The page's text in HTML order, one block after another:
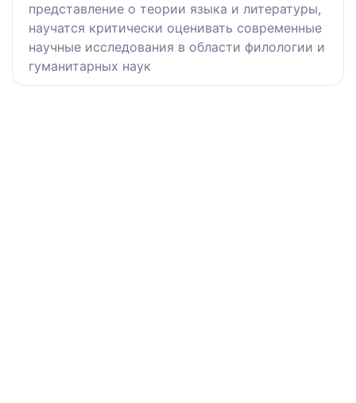
представление о теории языка и литературы,
научатся критически оценивать современные
научные исследования в области филологии и
гуманитарных наук